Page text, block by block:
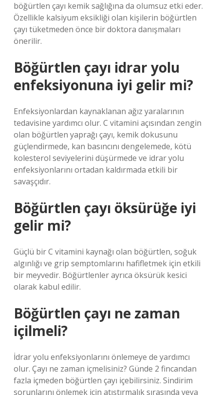
böğürtlen çayı kemik sağlığına da olumsuz etki eder.
Özellikle kalsiyum eksikliği olan kişilerin böğürtlen
çayı tüketmeden önce bir doktora danışmaları
önerilir.
Böğürtlen çayı idrar yolu
enfeksiyonuna iyi gelir mi?
Enfeksiyonlardan kaynaklanan ağız yaralarının
tedavisine yardımcı olur. C vitamini açısından zengin
olan böğürtlen yaprağı çayı, kemik dokusunu
güçlendirmede, kan basıncını dengelemede, kötü
kolesterol seviyelerini düşürmede ve idrar yolu
enfeksiyonlarını ortadan kaldırmada etkili bir
savaşçıdır.
Böğürtlen çayı öksürüğe iyi
gelir mi?
Güçlü bir C vitamini kaynağı olan böğürtlen, soğuk
algınlığı ve grip semptomlarını hafifletmek için etkili
bir meyvedir. Böğürtlenler ayrıca öksürük kesici
olarak kabul edilir.
Böğürtlen çayı ne zaman
içilmeli?
İdrar yolu enfeksiyonlarını önlemeye de yardımcı
olur. Çayı ne zaman içmelisiniz? Günde 2 fincandan
fazla içmeden böğürtlen çayı içebilirsiniz. Sindirim
sorunlarını önlemek için atıştırmalık sırasında veya